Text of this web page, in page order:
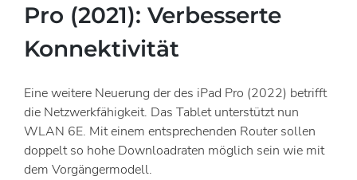
Pro (2021): Verbesserte
Konnektivität
Eine weitere Neuerung der des iPad Pro (2022) betrifft
die Netzwerkfähigkeit. Das Tablet unterstützt nun
WLAN 6E. Mit einem entsprechenden Router sollen
doppelt so hohe Downloadraten möglich sein wie mit
dem Vorgängermodell.